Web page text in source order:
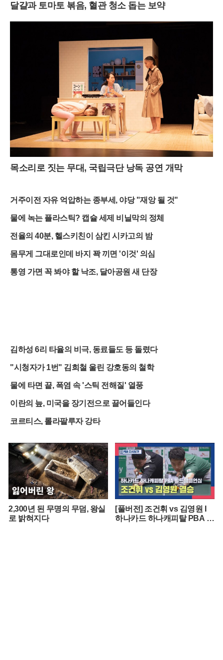
달걀과 토마토 볶음, 혈관 청소 돕는 보약
목소리로 짓는 무대, 국립극단 낭독 공연 개막
거주이전 자유 억압하는 종부세, 야당 "재앙 될 것"
물에 녹는 플라스틱? 캡슐 세제 비닐막의 정체
전율의 40분, 헬스키친이 삼킨 시카고의 밤
몸무게 그대로인데 바지 꽉 끼면 '이것' 의심
통영 가면 꼭 봐야 할 낙조, 달아공원 새 단장
김하성 6리 타율의 비극, 동료들도 등 돌렸다
"시청자가 1번" 김희철 울린 강호동의 철학
물에 타면 끝, 폭염 속 '스틱 전해질' 열풍
이란의 늪, 미국을 장기전으로 끌어들인다
코르티스, 롤라팔루자 강타
2,300년 된 무명의 무덤, 왕실
로 밝혀지다
[풀버전] 조건휘 vs 김영원 I
하나카드 하나캐피탈 PBA 월